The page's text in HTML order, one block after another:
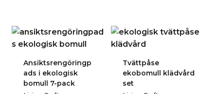
Ansiktsrengöringp
ads i ekologisk
bomull 7-pack
Tvättpåse
ekobomull klädvård
set